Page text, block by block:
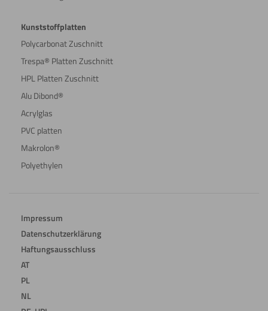
Kunststoffplatten
Polycarbonat Zuschnitt
Trespa® Platten Zuschnitt
HPL Platten Zuschnitt
Alu Dibond®
Acrylglas
PVC platten
Makrolon®
Polyethylen
Impressum
Datenschutzerklärung
Haftungsausschluss
AT
PL
NL